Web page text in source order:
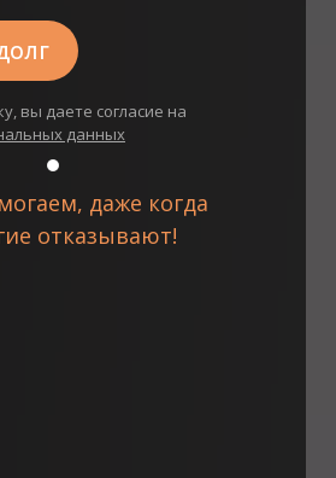
вы даете согласие на
данных
даже когда
отказывают!